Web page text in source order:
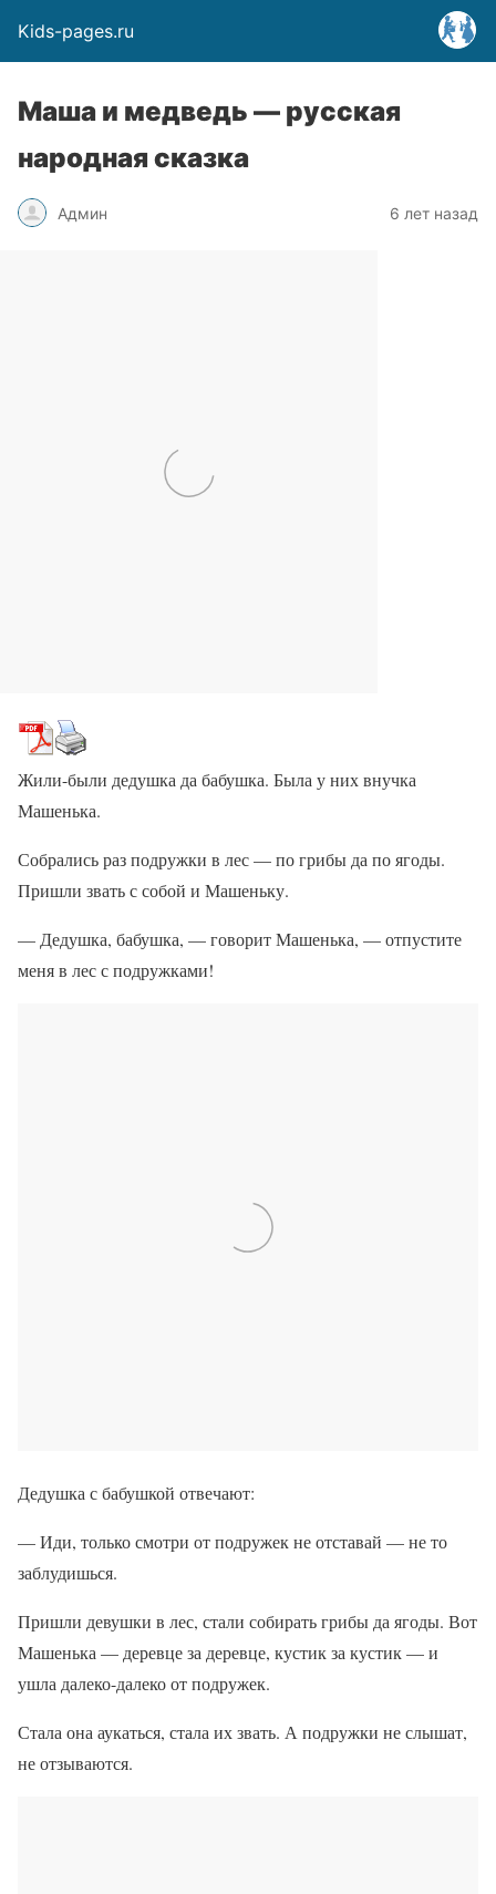
Kids-pages.ru
Маша и медведь — русская
народная сказка
Админ 6 лет назад
Жили-были дедушка да бабушка. Была у них внучка
Машенька.
Собрались раз подружки в лес — по грибы да по ягоды.
Пришли звать с собой и Машеньку.
— Дедушка, бабушка, — говорит Машенька, — отпустите
меня в лес с подружками!
Дедушка с бабушкой отвечают:
— Иди, только смотри от подружек не отставай — не то
заблудишься.
Пришли девушки в лес, стали собирать грибы да ягоды. Вот
Машенька — деревце за деревце, кустик за кустик — и
ушла далеко-далеко от подружек.
Стала она аукаться, стала их звать. А подружки не слышат,
не отзываются.